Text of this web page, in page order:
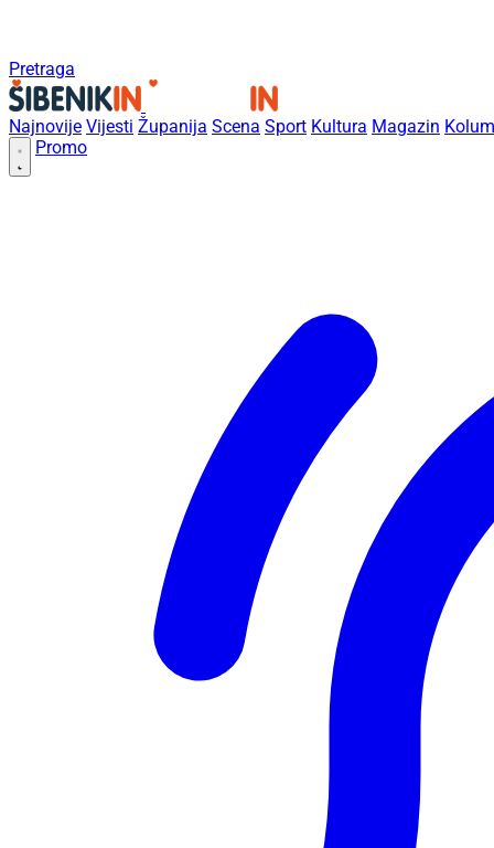
Pretraga
Najnovije Vijesti Županija Scena Sport Kultura Magazin
Promo